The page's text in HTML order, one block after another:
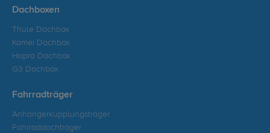
Dachboxen
Thule Dachbox
Kamei Dachbox
Hapro Dachbox
G3 Dachbox
Fahrradträger
Anhängerkupplungsträger
Fahrraddachträger